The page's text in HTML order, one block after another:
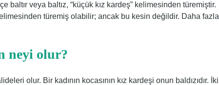
baltır veya baltız, “küçük kız kardeş” kelimesinden türemiştir.
türemiş olabilir; ancak bu kesin değildir. Daha fazla
neyi olur?
olur. Bir kadının kocasının kız kardeşi onun baldızıdır. İki